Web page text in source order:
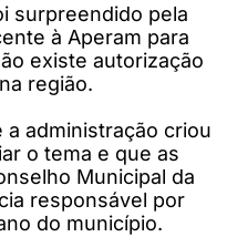
surpreendido pela
à Aperam para
existe autorização
região.
a administração criou
o tema e que as
Municipal da
responsável por
do município.